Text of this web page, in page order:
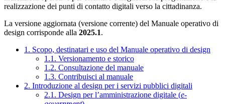
realizzazione dei punti di contatto digitali verso la cittadinanza.
La versione aggiornata (versione corrente) del Manuale operativo di
design corrisponde alla 2025.1.
1. Scopo, destinatari e uso del Manuale operativo di design
1.1. Versionamento e storico
1.2. Consultazione del manuale
1.3. Contribuisci al manuale
2. Introduzione al design per i servizi pubblici digitali
2.1. Design per l’amministrazione digitale (e-